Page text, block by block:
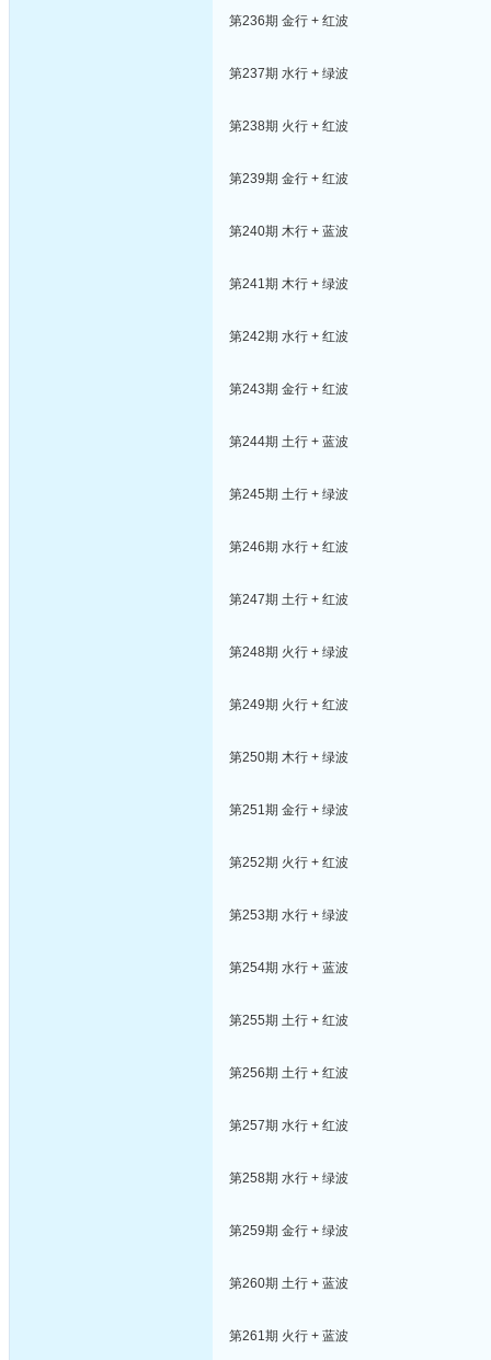
第236期 金行 + 红波
第237期 水行 + 绿波
第238期 火行 + 红波
第239期 金行 + 红波
第240期 木行 + 蓝波
第241期 木行 + 绿波
第242期 水行 + 红波
第243期 金行 + 红波
第244期 土行 + 蓝波
第245期 土行 + 绿波
第246期 水行 + 红波
第247期 土行 + 红波
第248期 火行 + 绿波
第249期 火行 + 红波
第250期 木行 + 绿波
第251期 金行 + 绿波
第252期 火行 + 红波
第253期 水行 + 绿波
第254期 水行 + 蓝波
第255期 土行 + 红波
第256期 土行 + 红波
第257期 水行 + 红波
第258期 水行 + 绿波
第259期 金行 + 绿波
第260期 土行 + 蓝波
第261期 火行 + 蓝波